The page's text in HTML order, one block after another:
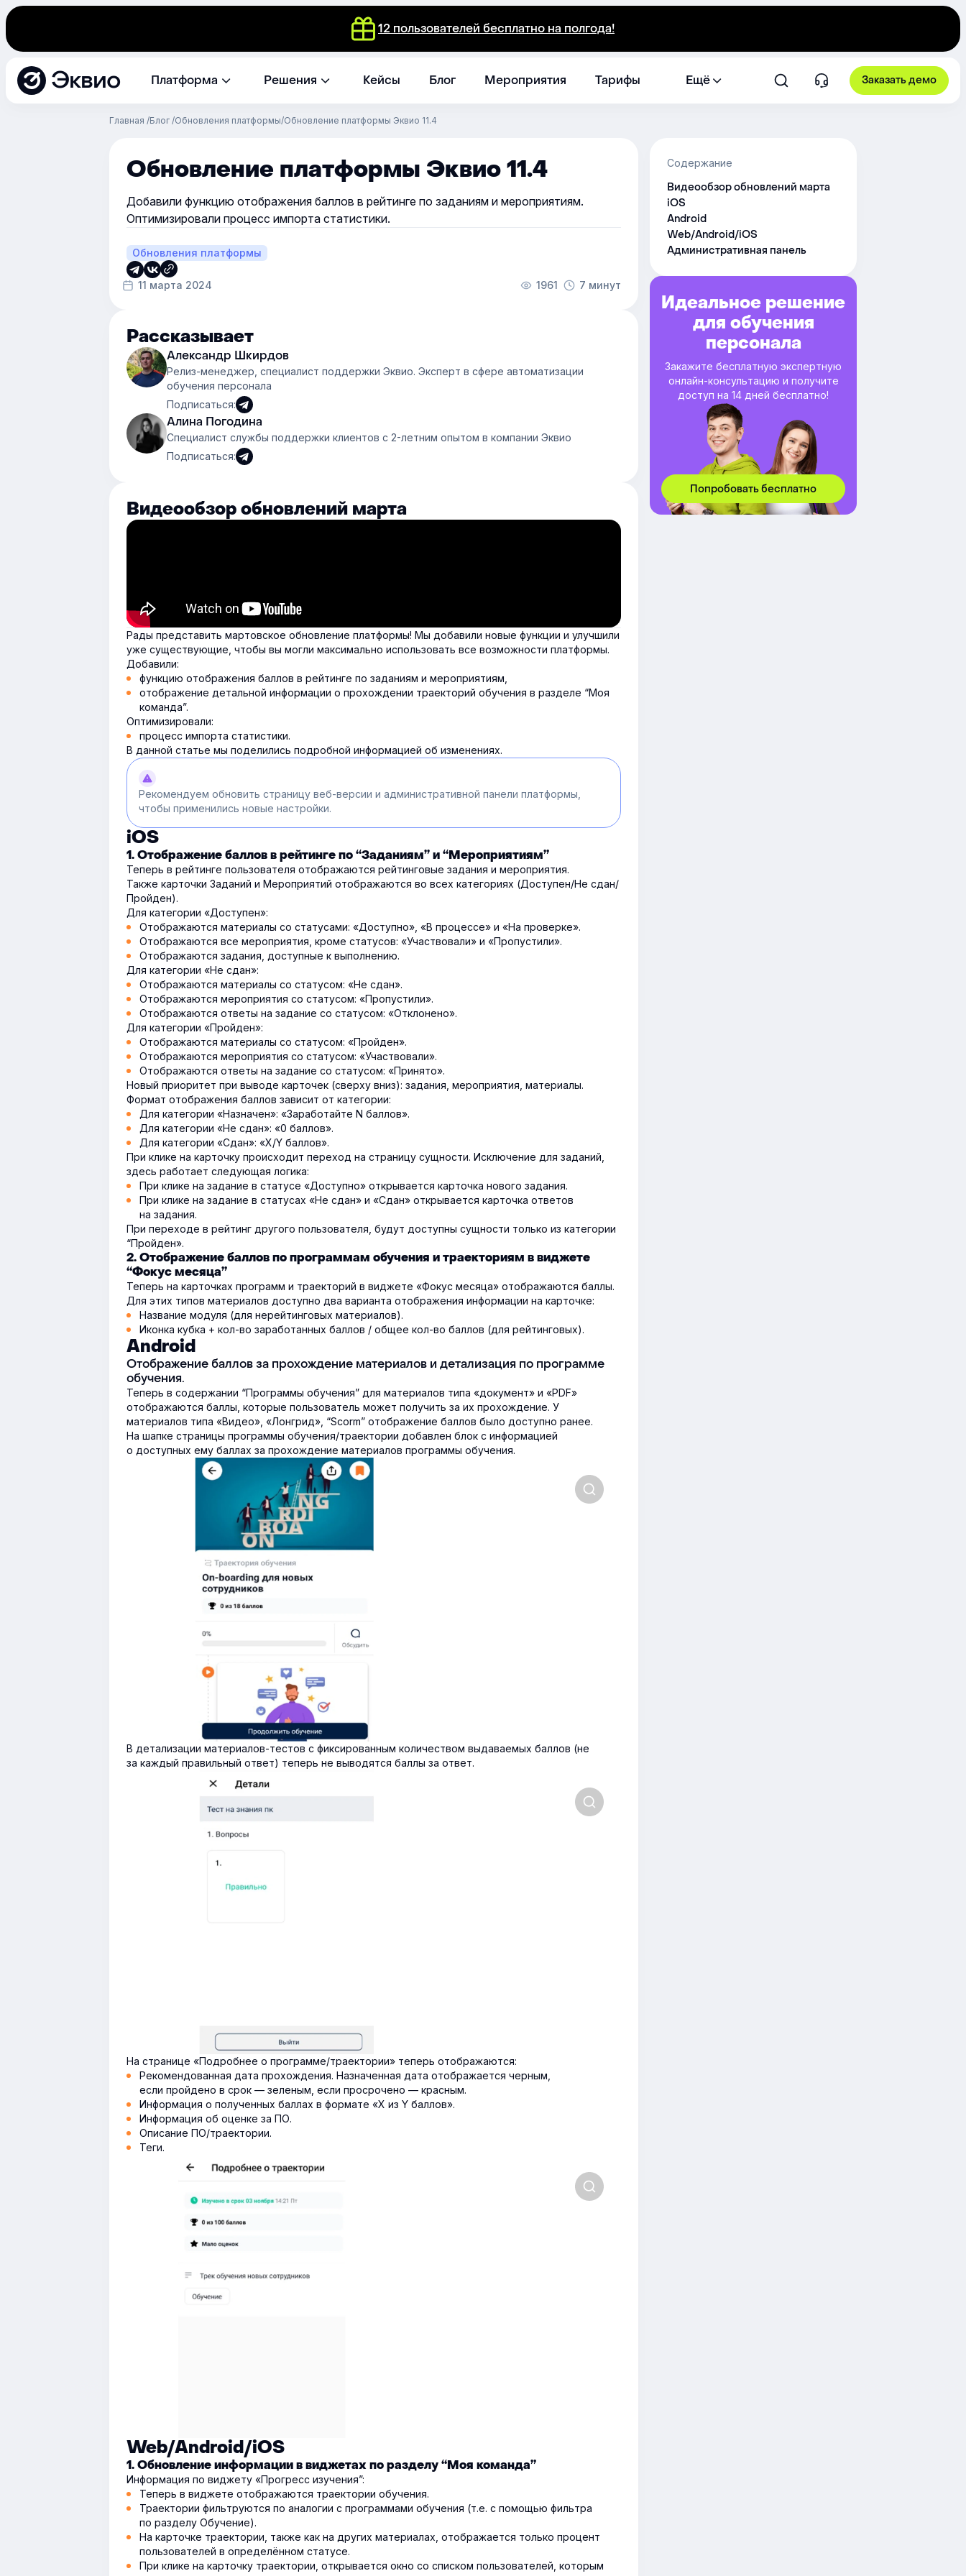
12 пользователей бесплатно на полгода!
Эквио Платформа Решения Кейсы Блог Мероприятия Тарифы Ещё Заказать демо
Главная Блог Обновления платформы Обновление платформы Эквио 11.4
Обновление платформы Эквио 11.4
Добавили функцию отображения баллов в рейтинге по заданиям и мероприятиям.
Оптимизировали процесс импорта статистики.
Обновления платформы
11 марта 2024 1961 7 минут
Рассказывает
Александр Шкирдов
Релиз-менеджер, специалист поддержки Эквио. Эксперт в сфере автоматизации
обучения персонала
Подписаться:
Алина Погодина
Специалист службы поддержки клиентов с 2-летним опытом в компании Эквио
Подписаться:
Видеообзор обновлений марта
Рады представить мартовское обновление платформы! Мы добавили новые функции и улучшили
уже существующие, чтобы вы могли максимально использовать все возможности платформы.
Добавили:
функцию отображения баллов в рейтинге по заданиям и мероприятиям,
отображение детальной информации о прохождении траекторий обучения в разделе “Моя
команда”.
Оптимизировали:
процесс импорта статистики.
В данной статье мы поделились подробной информацией об изменениях.
Рекомендуем обновить страницу веб-версии и административной панели платформы,
чтобы применились новые настройки.
iOS
1. Отображение баллов в рейтинге по “Заданиям’’ и “Мероприятиям”
Теперь в рейтинге пользователя отображаются рейтинговые задания и мероприятия.
Также карточки Заданий и Мероприятий отображаются во всех категориях (Доступен/Не сдан/
Пройден).
Для категории «Доступен»:
Отображаются материалы со статусами: «Доступно», «В процессе» и «На проверке».
Отображаются все мероприятия, кроме статусов: «Участвовали» и «Пропустили».
Отображаются задания, доступные к выполнению.
Для категории «Не сдан»:
Отображаются материалы со статусом: «Не сдан».
Отображаются мероприятия со статусом: «Пропустили».
Отображаются ответы на задание со статусом: «Отклонено».
Для категории «Пройден»:
Отображаются материалы со статусом: «Пройден».
Отображаются мероприятия со статусом: «Участвовали».
Отображаются ответы на задание со статусом: «Принято».
Новый приоритет при выводе карточек (сверху вниз): задания, мероприятия, материалы.
Формат отображения баллов зависит от категории:
Для категории «Назначен»: «Заработайте N баллов».
Для категории «Не сдан»: «0 баллов».
Для категории «Сдан»: «X/Y баллов».
При клике на карточку происходит переход на страницу сущности. Исключение для заданий,
здесь работает следующая логика:
При клике на задание в статусе «Доступно» открывается карточка нового задания.
При клике на задание в статусах «Не сдан» и «Сдан» открывается карточка ответов
на задания.
При переходе в рейтинг другого пользователя, будут доступны сущности только из категории
“Пройден».
2. Отображение баллов по программам обучения и траекториям в виджете
“Фокус месяца”
Теперь на карточках программ и траекторий в виджете «Фокус месяца» отображаются баллы.
Для этих типов материалов доступно два варианта отображения информации на карточке:
Название модуля (для нерейтинговых материалов).
Иконка кубка + кол-во заработанных баллов / общее кол-во баллов (для рейтинговых).
Android
Отображение баллов за прохождение материалов и детализация по программе
обучения.
Теперь в содержании “Программы обучения” для материалов типа «документ» и «PDF»
отображаются баллы, которые пользователь может получить за их прохождение. У
материалов типа «Видео», «Лонгрид», “Scorm” отображение баллов было доступно ранее.
На шапке страницы программы обучения/траектории добавлен блок с информацией
о доступных ему баллах за прохождение материалов программы обучения.
В детализации материалов-тестов с фиксированным количеством выдаваемых баллов (не
за каждый правильный ответ) теперь не выводятся баллы за ответ.
На странице «Подробнее о программе/траектории» теперь отображаются:
Рекомендованная дата прохождения. Назначенная дата отображается черным,
если пройдено в срок — зеленым, если просрочено — красным.
Информация о полученных баллах в формате «X из Y баллов».
Информация об оценке за ПО.
Описание ПО/траектории.
Теги.
Web/Android/iOS
1. Обновление информации в виджетах по разделу “Моя команда”
Информация по виджету «Прогресс изучения”:
Теперь в виджете отображаются траектории обучения.
Траектории фильтруются по аналогии с программами обучения (т.е. с помощью фильтра
по разделу Обучение).
На карточке траектории, также как на других материалах, отображается только процент
пользователей в определённом статусе.
При клике на карточку траектории, открывается окно со списком пользователей, которым
Содержание
Видеообзор обновлений марта
iOS
Android
Web/Android/iOS
Административная панель
Идеальное решение
для обучения
персонала
Закажите бесплатную экспертную
онлайн-консультацию и получите
доступ на 14 дней бесплатно!
Попробовать бесплатно